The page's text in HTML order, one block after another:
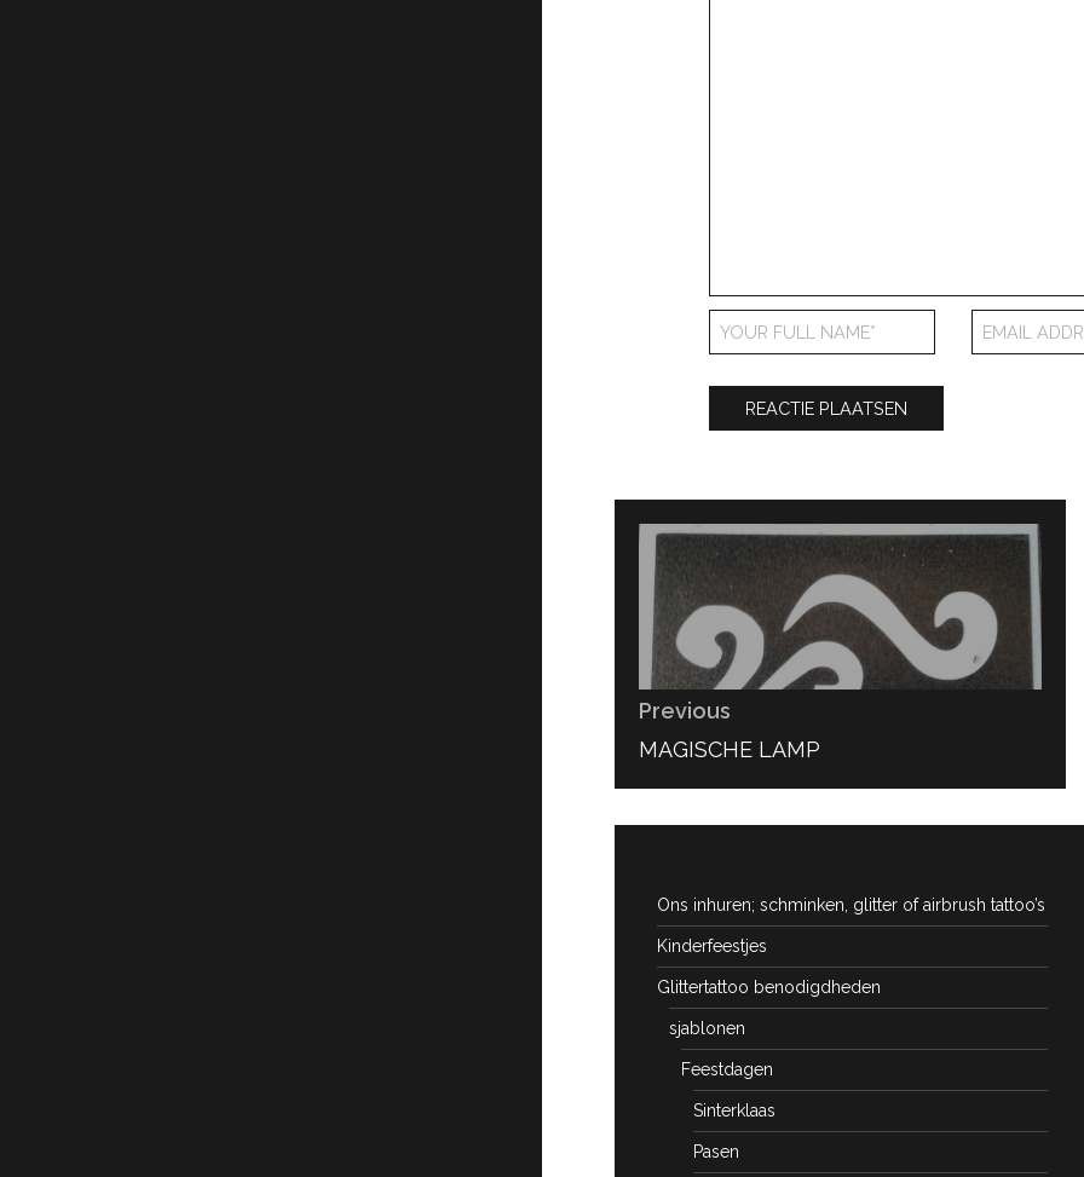
Bericht
navigatie
Previous
PREVIOUS
MAGISCHE LAMP
Ons inhuren; schminken, glitter of airbrush tattoo’s
Kinderfeestjes
Glittertattoo benodigdheden
sjablonen
Feestdagen
Sinterklaas
Pasen